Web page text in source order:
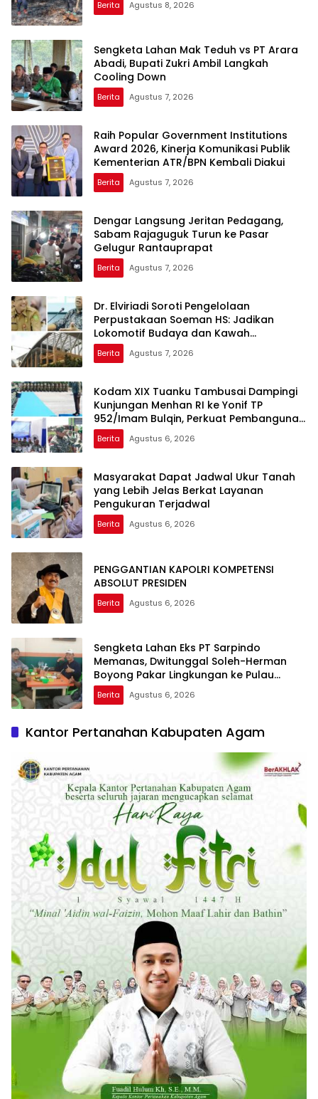
Berita Agustus 8, 2026
Sengketa Lahan Mak Teduh vs PT Arara
Abadi, Bupati Zukri Ambil Langkah
Cooling Down
Berita Agustus 7, 2026
Raih Popular Government Institutions
Award 2026, Kinerja Komunikasi Publik
Kementerian ATR/BPN Kembali Diakui
Berita Agustus 7, 2026
Dengar Langsung Jeritan Pedagang,
Sabam Rajaguguk Turun ke Pasar
Gelugur Rantauprapat
Berita Agustus 7, 2026
Dr. Elviriadi Soroti Pengelolaan
Perpustakaan Soeman HS: Jadikan
Lokomotif Budaya dan Kawah
Candradimuka Intelektual
Berita Agustus 7, 2026
Kodam XIX Tuanku Tambusai Dampingi
Kunjungan Menhan RI ke Yonif TP
952/Imam Bulqin, Perkuat Pembangunan
Satuan
Berita Agustus 6, 2026
Masyarakat Dapat Jadwal Ukur Tanah
yang Lebih Jelas Berkat Layanan
Pengukuran Terjadwal
Berita Agustus 6, 2026
PENGGANTIAN KAPOLRI KOMPETENSI
ABSOLUT PRESIDEN
Berita Agustus 6, 2026
Sengketa Lahan Eks PT Sarpindo
Memanas, Dwitunggal Soleh-Herman
Boyong Pakar Lingkungan ke Pulau
Rupat
Berita Agustus 6, 2026
Kantor Pertanahan Kabupaten Agam